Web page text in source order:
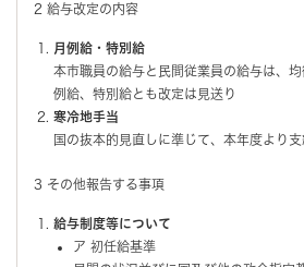
2 給与改定の内容
月例給・特別給
本市職員の給与と民間従業員の給与は、
例給、特別給とも改定は見送り
寒冷地手当
国の抜本的見直しに準じて、本年度より
3 その他報告する事項
給与制度等について
ア 初任給基準